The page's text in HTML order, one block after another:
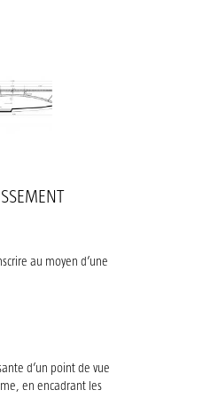
au moyen d’une
d’un point de vue
en encadrant les